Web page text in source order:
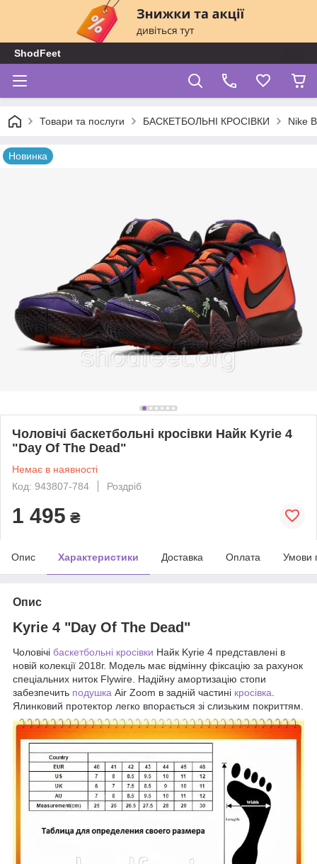
ShodFeet
Товари та послуги БАСКЕТБОЛЬНІ КРОСІВКИ Nike
Новинка
Чоловічі баскетбольні кросівки Найк Kyrie 4
"Day Of The Dead"
Немає в наявності
Код: 943807-784
Роздріб
1 495 ₴
Опис Характеристики Доставка Оплата Умови
Опис
Kyrie 4 "Day Of The Dead"
Чоловічі баскетбольні кросівки Найк Kyrie 4 представлені в
новій колекції 2018г. Модель має відмінну фіксацію за рахунок
спеціальних ниток Flywire. Надійну амортизацію стопи
забезпечить подушка Air Zoom в задній частині кросівка.
Ялинковий протектор легко впорається зі слизьким покриттям.